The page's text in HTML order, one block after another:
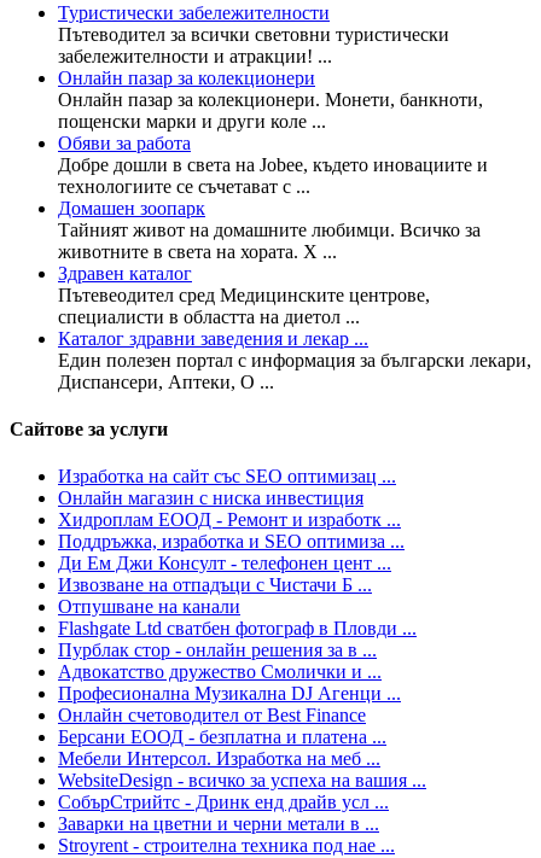
Туристически забележителности
Пътеводител за всички световни туристически
забележителности и атракции! ...
Онлайн пазар за колекционери
Онлайн пазар за колекционери. Монети, банкноти,
пощенски марки и други коле ...
Обяви за работа
Добре дошли в света на Jobee, където иновациите и
технологиите се съчетават с ...
Домашен зоопарк
Тайният живот на домашните любимци. Всичко за
животните в света на хората. Х ...
Здравен каталог
Пътевеодител сред Медицинските центрове,
специалисти в областта на диетол ...
Каталог здравни заведения и лекар ...
Един полезен портал с информация за български лекари,
Диспансери, Аптеки, О ...
Сайтове за услуги
Изработка на сайт със SEO оптимизац ...
Онлайн магазин с ниска инвестиция
Хидроплам ЕООД - Ремонт и изработк ...
Поддръжка, изработка и SEO оптимиза ...
Ди Ем Джи Консулт - телефонен цент ...
Извозване на отпадъци с Чистачи Б ...
Отпушване на канали
Flashgate Ltd сватбен фотограф в Пловди ...
Пурблак стор - онлайн решения за в ...
Адвокатство дружество Смолички и ...
Професионална Музикална DJ Агенци ...
Онлайн счетоводител от Best Finance
Берсани ЕООД - безплатна и платена ...
Мебели Интерсол. Изработка на меб ...
WebsiteDesign - всичко за успеха на вашия ...
СобърСтрийтс - Дринк енд драйв усл ...
Заварки на цветни и черни метали в ...
Stroyrent - строителна техника под нае ...